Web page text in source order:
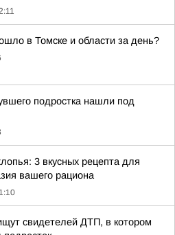
в Томске и области за день?
подростка нашли под
3 вкусных рецепта для
вашего рациона
свидетелей ДТП, в котором